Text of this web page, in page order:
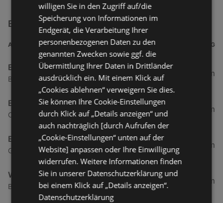
E center Filialen in der Nähe
ADRESSE ENTFERNUNG
E center Rewer
Burgstraße 24, 48703 Stadtlohn
178 km
E center Wilger
Otto-Hahn-Straße 8, 46325 Borken
193,12 km
E center Harmeling
Gronauer Straße 21, 46414 Rhede
193,23 km
Wilger Getränke Quelle - Borken
Boumannstraße 12, 46325 Borken
193,61 km
willigen Sie in den Zugriff auf/die
Speicherung von Informationen im
Endgerät, die Verarbeitung Ihrer
personenbezogenen Daten zu den
genannten Zwecken sowie ggf. die
Übermittlung Ihrer Daten in Drittländer
ausdrücklich ein. Mit einem Klick auf
„Cookies ablehnen“ verweigern Sie dies.
Sie können Ihre Cookie-Einstellungen
durch Klick auf „Details anzeigen“ und
auch nachträglich [durch Aufrufen der
„Cookie-Einstellungen“ unten auf der
Website] anpassen oder Ihre Einwilligung
widerrufen. Weitere Informationen finden
Sie in unserer Datenschutzerklärung und
bei einem Klick auf „Details anzeigen“.
Datenschutzerklärung